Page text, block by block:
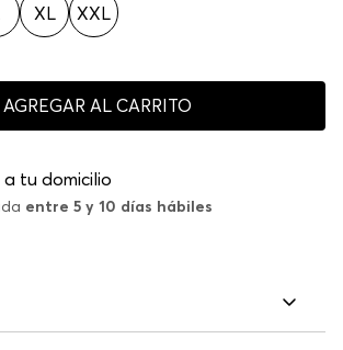
XL XXL
AGREGAR AL CARRITO
a tu domicilio
entre 5 y 10 días hábiles